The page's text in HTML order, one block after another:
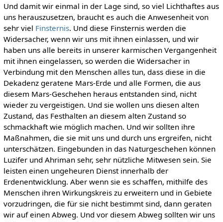
Und damit wir einmal in der Lage sind, so viel Lichthaftes aus
uns herauszusetzen, braucht es auch die Anwesenheit von
sehr viel Finsternis. Und diese Finsternis werden die
Widersacher, wenn wir uns mit ihnen einlassen, und wir
haben uns alle bereits in unserer karmischen Vergangenheit
mit ihnen eingelassen, so werden die Widersacher in
Verbindung mit den Menschen alles tun, dass diese in die
Dekadenz geratene Mars-Erde und alle Formen, die aus
diesem Mars-Geschehen heraus entstanden sind, nicht
wieder zu vergeistigen. Und sie wollen uns diesen alten
Zustand, das Festhalten an diesem alten Zustand so
schmackhaft wie möglich machen. Und wir sollten ihre
Maßnahmen, die sie mit uns und durch uns ergreifen, nicht
unterschätzen. Eingebunden in das Naturgeschehen können
Luzifer und Ahriman sehr, sehr nützliche Mitwesen sein. Sie
leisten einen ungeheuren Dienst innerhalb der
Erdenentwicklung. Aber wenn sie es schaffen, mithilfe des
Menschen ihren Wirkungskreis zu erweitern und in Gebiete
vorzudringen, die für sie nicht bestimmt sind, dann geraten
wir auf einen Abweg. Und vor diesem Abweg sollten wir uns